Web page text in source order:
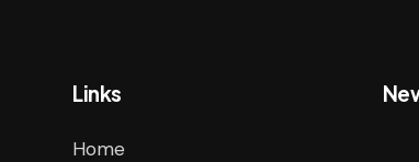
Links
Home